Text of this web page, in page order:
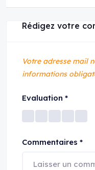
Rédigez votre
Votre adresse mail
informations
Evaluation *
Commentaires *